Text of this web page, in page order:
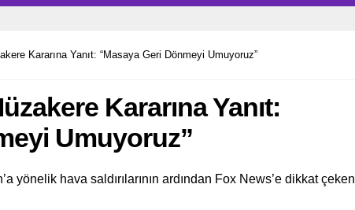
Kararına Yanıt: “Masaya Geri Dönmeyi Umuyoruz”
Kararına Yanıt:
Umuyoruz”
yönelik hava saldırılarının ardından Fox News’e dikkat çeken